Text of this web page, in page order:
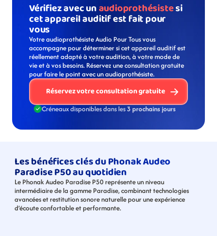
Vérifiez avec un audioprothésiste si
cet appareil auditif est fait pour
vous
Votre audioprothésiste Audio Pour Tous vous
accompagne pour déterminer si cet appareil auditif est
réellement adapté à votre audition, à votre mode de
vie et à vos besoins. Réservez une consultation gratuite
pour faire le point avec un audioprothésiste.
Réservez votre consultation gratuite
Créneaux disponibles dans les 3 prochains jours
Les bénéfices clés du Phonak Audeo
Paradise P50 au quotidien
Le Phonak Audeo Paradise P50 représente un niveau
intermédiaire de la gamme Paradise, combinant technologies
avancées et restitution sonore naturelle pour une expérience
d’écoute confortable et performante.